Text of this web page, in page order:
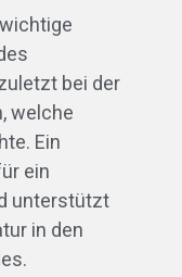
bei der
welche
Ein
ein
unterstützt
in den